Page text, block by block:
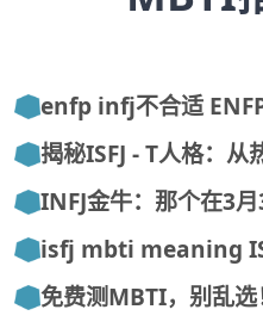
enfp infj不合适
揭秘ISFJ - T人格：
INFJ金牛：那个在3
isfj mbti meaning
免费测MBTI，别乱